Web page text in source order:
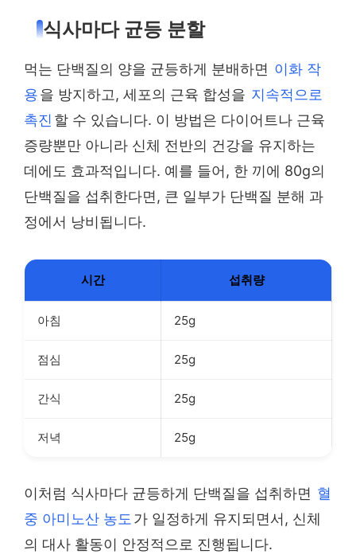
식사마다 균등 분할
먹는 단백질의 양을 균등하게 분배하면 이화 작
용을 방지하고, 세포의 근육 합성을 지속적으로
촉진 할 수 있습니다. 이 방법은 다이어트나 근육
증량뿐만 아니라 신체 전반의 건강을 유지하는
데에도 효과적입니다. 예를 들어, 한 끼에 80g의
단백질을 섭취한다면, 큰 일부가 단백질 분해 과
정에서 낭비됩니다.
시간 섭취량
아침 25g
점심 25g
간식 25g
저녁 25g
이처럼 식사마다 균등하게 단백질을 섭취하면 혈
중 아미노산 농도가 일정하게 유지되면서, 신체
의 대사 활동이 안정적으로 진행됩니다.